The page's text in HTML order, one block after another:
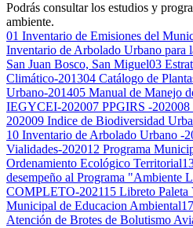
Podrás consultar los estudios y
ambiente.
01 Inventario de Emisiones del
Inventario de Arbolado Urbano para
San Juan Bosco, San Miguel03
Climático-201304 Catálogo de
Urbano-201405 Manual de Manejo
IEGYCEI-202007 PPGIRS -202008
202009 Indice de Biodiversidad
10 Inventario de Arbolado Urbano -
Vialidades-202012 Programa
Ordenamiento Ecológico Territorial
desempeño al Programa "Ambiente
COMPLETO-202115 Libreto Paleta
Municipal de Educacion Ambiental17
Atención de Brotes de Bolutismo